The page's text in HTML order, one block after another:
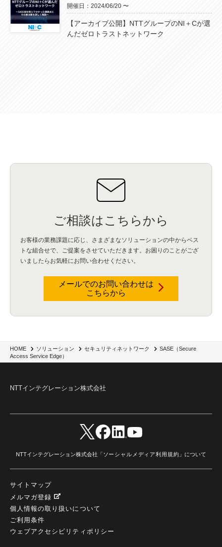
HOME ソリューション セキュリティネットワーク
SASE（Secure
Access Service Edge）
開催日：2024/06/20 〜
【アーカイブ公開】NTTグループのNI＋Cが選
んだゼロトラストネットワーク
ご相談はこちらから
お客様の業務課題に応じ、さまざまなソリューションの中からベス
トな組合せで、 ご提案をさせていただきます。お困りのことがござ
いましたらお気軽にお問い合わせください。
メールでのお問い合わせは
こちらから
NTTインテグレーション株式会社
NTTインテグレーション株式会社「 ソーシャルメディア利用規約 」について
サイトマップ
メルマガ登録
個人情報の取り扱いについて
ご利用条件
ウェブアクセシビリティポリシー